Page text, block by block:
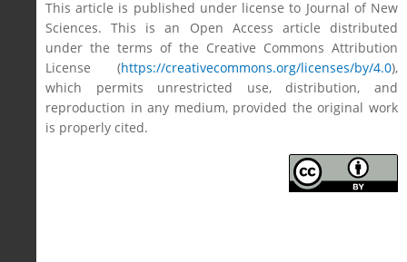
This article is published under license to Journal of New
Sciences. This is an Open Access article distributed
under the terms of the Creative Commons Attribution
License (https://creativecommons.org/licenses/by/4.0),
which permits unrestricted use, distribution, and
reproduction in any medium, provided the original work
is properly cited.